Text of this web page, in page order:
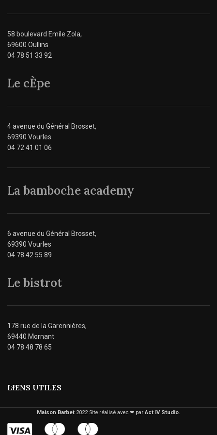
58 boulevard Emile Zola,
69600 Oullins
04 78 51 33 92
Le cÈpe
4 avenue du Général Brosset,
69390 Vourles
04 72 41 01 06
La bamboche academy
6 avenue du Général Brosset,
69390 Vourles
04 78 42 55 89
Le bistrot
178 rue de la Garennières,
69440 Mornant
04 78 48 78 65
LIENS UTILES
Maison Barbet 2022 Site réalisé avec ❤︎ parAct IV Studio.